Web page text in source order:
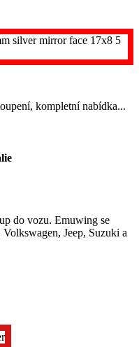
kompletní nabídka...
do vozu. Emuwing se
Jeep, Suzuki a